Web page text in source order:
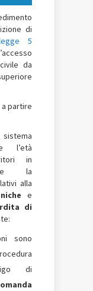
di
5
da
partire
sistema
l’età
in
la
alla
e
di
sono
di